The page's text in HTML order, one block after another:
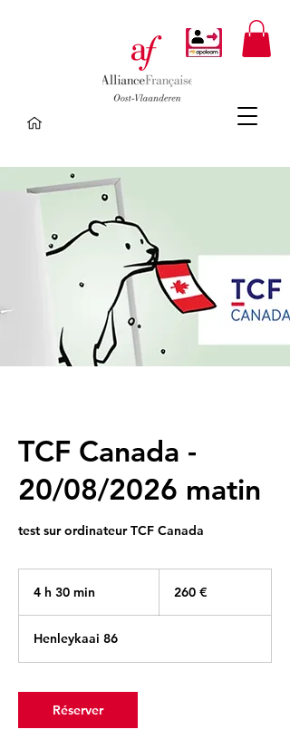
TCF Canada -
20/08/2026 matin
test sur ordinateur TCF Canada
4 h 30 min
0
m
n
260 €
Henleykaai 86
Réserver